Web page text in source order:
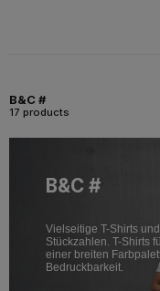
B&C #
17 products
B&C #
Vielseitige T-Shirts
Stückzahlen. T-Shirts
einer breiten
Bedruckbarkeit.